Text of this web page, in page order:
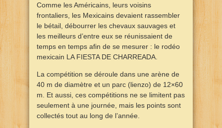
Comme les Américains, leurs voisins
frontaliers, les Mexicains devaient rassembler
le bétail, débourrer les chevaux sauvages et
les meilleurs d’entre eux se réunissaient de
temps en temps afin de se mesurer : le rodéo
mexicain LA FIESTA DE CHARREADA.
La compétition se déroule dans une arène de
40 m de diamètre et un parc (lienzo) de 12×60
m. Et aussi, ces compétitions ne se limitent pas
seulement à une journée, mais les points sont
collectés tout au long de l’année.